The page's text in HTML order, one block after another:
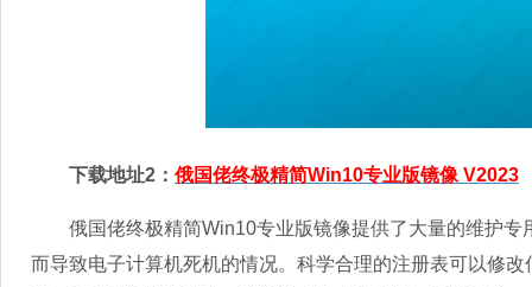
下载地址2： 俄国佬终极精简Win10专业版镜像 V2023
俄国佬终极精简Win10专业版镜像提供了大量的维护专
而导致电子计算机死机的情况。科学合理的注册表可以修